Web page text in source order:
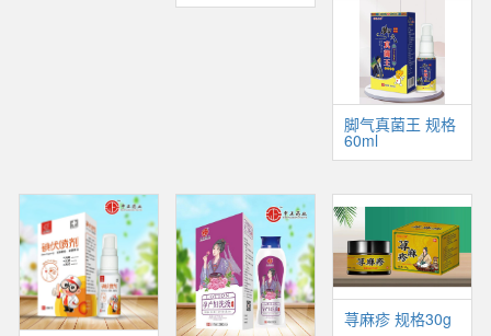
脚气真菌王 规格
60ml
荨麻疹 规格30g